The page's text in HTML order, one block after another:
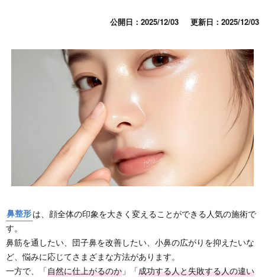
公開日：2025/12/03 更新日：2025/12/03
鼻整形は、顔全体の印象を大きく変えることができる人気の施術で
す。
鼻筋を通したい、団子鼻を改善したい、小鼻の広がりを抑えたいな
ど、悩みに応じてさまざまな方法があります。
一方で、「自然に仕上がるのか 」「成功する人と失敗する人の違い